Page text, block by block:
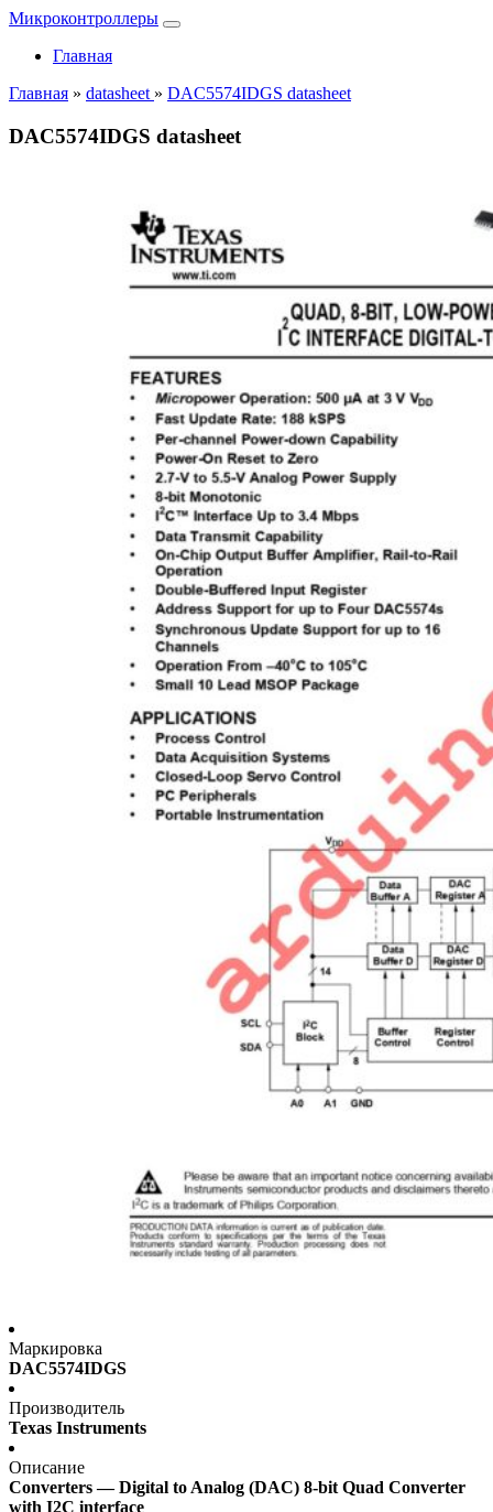
Микроконтроллеры
Главная
Главная » datasheet » DAC5574IDGS datasheet
DAC5574IDGS datasheet
Маркировка
DAC5574IDGS
Производитель
Texas Instruments
Описание
Converters — Digital to Analog (DAC) 8-bit Quad Converter
with I2C interface